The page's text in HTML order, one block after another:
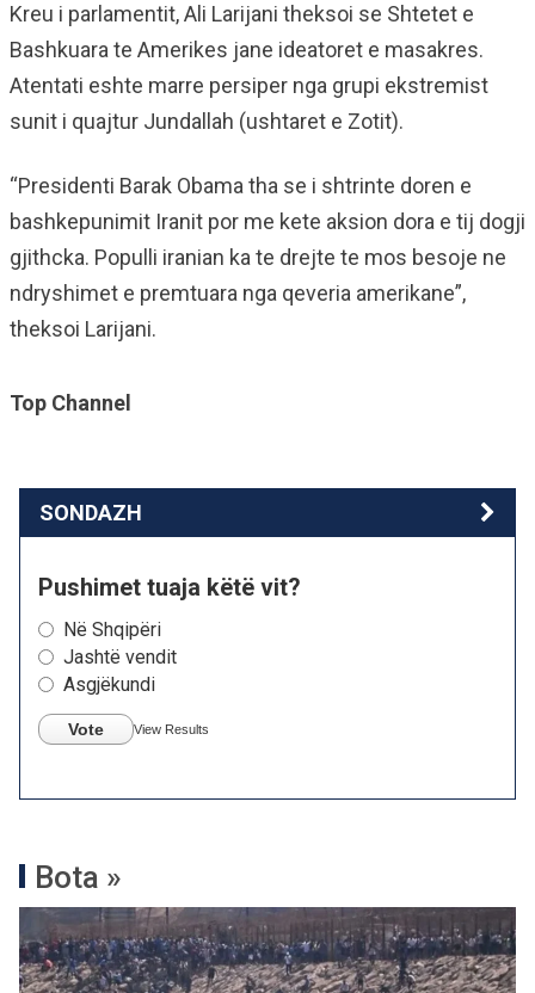
Kreu i parlamentit, Ali Larijani theksoi se Shtetet e
Bashkuara te Amerikes jane ideatoret e masakres.
Atentati eshte marre persiper nga grupi ekstremist
sunit i quajtur Jundallah (ushtaret e Zotit).
“Presidenti Barak Obama tha se i shtrinte doren e
bashkepunimit Iranit por me kete aksion dora e tij dogji
gjithcka. Populli iranian ka te drejte te mos besoje ne
ndryshimet e premtuara nga qeveria amerikane”,
theksoi Larijani.
Top Channel
SONDAZH
Pushimet tuaja këtë vit?
Në Shqipëri
Jashtë vendit
Asgjëkundi
Vote View Results
Bota »